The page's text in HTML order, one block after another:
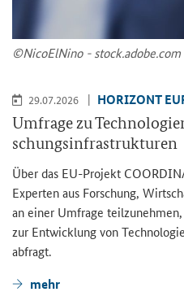
©Ni­co­ElNi­no - stock.adobe.com
29.07.2026 HO­RI­ZONT
Um­fra­ge zu
schungs­in­fra­struk­tu­ren
Über das EU-​Projekt
Ex­per­ten aus For­schung,
an einer Um­fra­ge
zur Ent­wick­lung von
ab­fragt.
mehr